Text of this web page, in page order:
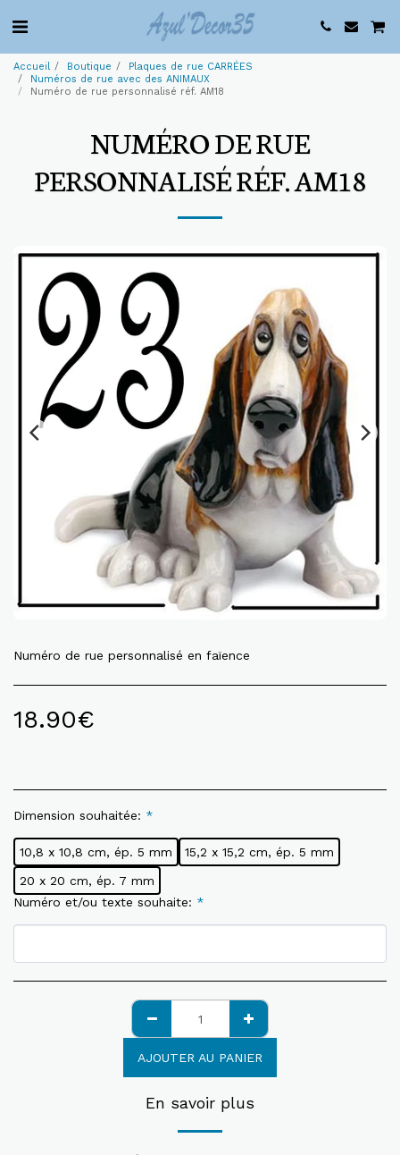
Accueil Boutique
Plaques de rue CARRÉES
Numéros de rue avec des ANIMAUX
Numéro de rue personnalisé réf. AM18
NUMÉRO DE RUE
PERSONNALISÉ RÉF. AM18
Numéro de rue personnalisé en faïence
18.90€
Dimension souhaitée: *
10,8 x 10,8 cm, ép. 5 mm
15,2 x 15,2 cm, ép. 5 mm
20 x 20 cm, ép. 7 mm
Numéro et/ou texte souhaite: *
AJOUTER AU PANIER
En savoir plus